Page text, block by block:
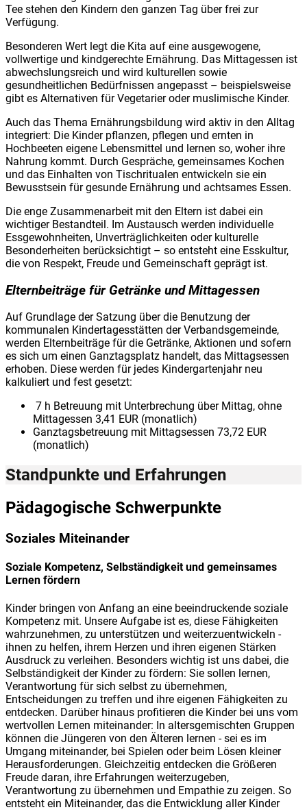
Tee stehen den Kindern den ganzen Tag über frei zur
Verfügung.
Besonderen Wert legt die Kita auf eine ausgewogene,
vollwertige und kindgerechte Ernährung. Das Mittagessen ist
abwechslungsreich und wird kulturellen sowie
gesundheitlichen Bedürfnissen angepasst – beispielsweise
gibt es Alternativen für Vegetarier oder muslimische Kinder.
Auch das Thema Ernährungsbildung wird aktiv in den Alltag
integriert: Die Kinder pflanzen, pflegen und ernten in
Hochbeeten eigene Lebensmittel und lernen so, woher ihre
Nahrung kommt. Durch Gespräche, gemeinsames Kochen
und das Einhalten von Tischritualen entwickeln sie ein
Bewusstsein für gesunde Ernährung und achtsames Essen.
Die enge Zusammenarbeit mit den Eltern ist dabei ein
wichtiger Bestandteil. Im Austausch werden individuelle
Essgewohnheiten, Unverträglichkeiten oder kulturelle
Besonderheiten berücksichtigt – so entsteht eine Esskultur,
die von Respekt, Freude und Gemeinschaft geprägt ist.
Elternbeiträge für Getränke und Mittagessen
Auf Grundlage der Satzung über die Benutzung der
kommunalen Kindertagesstätten der Verbandsgemeinde,
werden Elternbeiträge für die Getränke, Aktionen und sofern
es sich um einen Ganztagsplatz handelt, das Mittagsessen
erhoben. Diese werden für jedes Kindergartenjahr neu
kalkuliert und fest gesetzt:
7 h Betreuung mit Unterbrechung über Mittag, ohne
Mittagessen 3,41 EUR (monatlich)
Ganztagsbetreuung mit Mittagsessen 73,72 EUR
(monatlich)
Standpunkte und Erfahrungen
Pädagogische Schwerpunkte
Soziales Miteinander
Soziale Kompetenz, Selbständigkeit und gemeinsames
Lernen fördern
Kinder bringen von Anfang an eine beeindruckende soziale
Kompetenz mit. Unsere Aufgabe ist es, diese Fähigkeiten
wahrzunehmen, zu unterstützen und weiterzuentwickeln -
ihnen zu helfen, ihrem Herzen und ihren eigenen Stärken
Ausdruck zu verleihen. Besonders wichtig ist uns dabei, die
Selbständigkeit der Kinder zu fördern: Sie sollen lernen,
Verantwortung für sich selbst zu übernehmen,
Entscheidungen zu treffen und ihre eigenen Fähigkeiten zu
entdecken. Darüber hinaus profitieren die Kinder bei uns vom
wertvollen Lernen miteinander: In altersgemischten Gruppen
können die Jüngeren von den Älteren lernen - sei es im
Umgang miteinander, bei Spielen oder beim Lösen kleiner
Herausforderungen. Gleichzeitig entdecken die Größeren
Freude daran, ihre Erfahrungen weiterzugeben,
Verantwortung zu übernehmen und Empathie zu zeigen. So
entsteht ein Miteinander, das die Entwicklung aller Kinder